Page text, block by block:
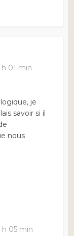
01 min
je
savoir si il
nous
h 05 min